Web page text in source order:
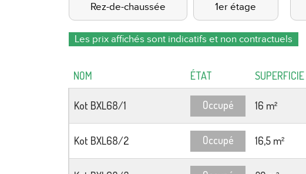
Rez-de-chaussée 1er étage
Les prix affichés sont indicatifs et non contractuels
NOM ÉTAT SUPERFICIE
Kot BXL68/1 Occupé 16 m²
Kot BXL68/2 Occupé 16,5 m²